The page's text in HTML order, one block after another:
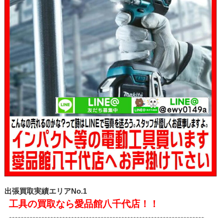
出張買取実績エリアNo.1
工具の買取なら愛品館八千代店！！